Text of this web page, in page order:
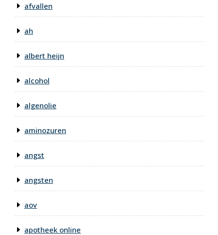
afvallen
ah
albert heijn
alcohol
algenolie
aminozuren
angst
angsten
aov
apotheek online